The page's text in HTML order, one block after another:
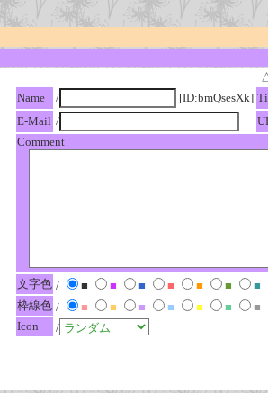
Name
/ [ID:bmQsesXk]
E-Mail /
Comment
文字色 / ■ ■ ■ ■ ■ ■
■
枠線色 / ■ ■ ■ ■ ■ ■
■
Icon
/